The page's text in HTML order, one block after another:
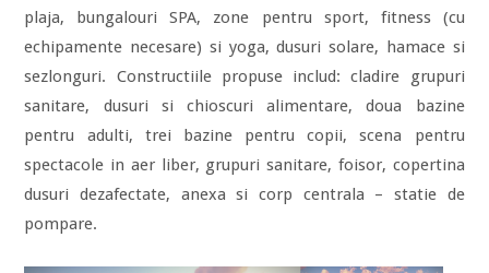
plaja, bungalouri SPA, zone pentru sport, fitness (cu
echipamente necesare) si yoga, dusuri solare, hamace si
sezlonguri. Constructiile propuse includ: cladire grupuri
sanitare, dusuri si chioscuri alimentare, doua bazine
pentru adulti, trei bazine pentru copii, scena pentru
spectacole in aer liber, grupuri sanitare, foisor, copertina
dusuri dezafectate, anexa si corp centrala – statie de
pompare.